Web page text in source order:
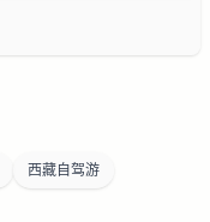
西藏自驾游